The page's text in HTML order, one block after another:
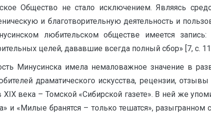
Общество не стало исключением. Являясь
и благотворительную деятельность и
любительском обществе имеется запись:
целей, дававшие всегда полный сбор» [7, с.
Минусинска имела немаловажное значение в
драматического искусства, рецензии,
века – Томской «Сибирской газете». В ней же
и «Милые бранятся – только тешатся»,